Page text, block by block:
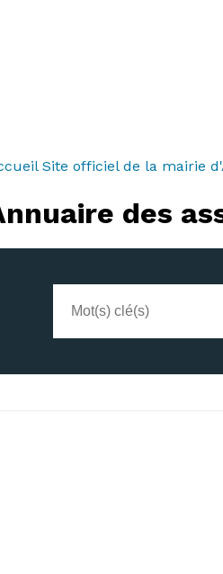
Site officiel de la mairie
des